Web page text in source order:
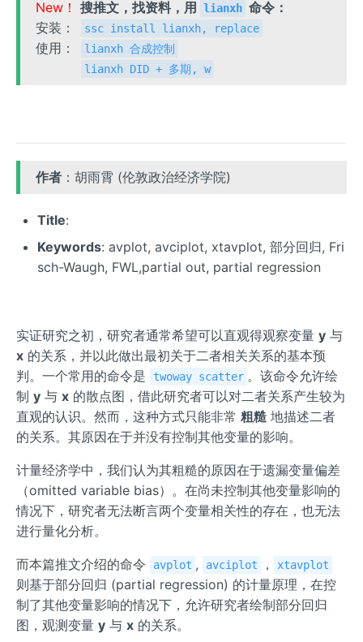
New！ 搜推文，找资料，用 lianxh 命令：
安装：
ssc install lianxh, replace
使用：
lianxh 合成控制
lianxh DID + 多期, w
作者 ：胡雨霄 (伦敦政治经济学院)
Title:
Keywords: avplot, avciplot, xtavplot, 部分回归, Fri
sch-Waugh, FWL,partial out, partial regression
实证研究之初，研究者通常希望可以直观得观察变量 y 与
x 的关系，并以此做出最初关于二者相关关系的基本预
判。一个常用的命令是
twoway scatter 。该命令允许绘
制 y 与 x 的散点图，借此研究者可以对二者关系产生较为
直观的认识。然而，这种方式只能非常 粗糙 地描述二者
的关系。其原因在于并没有控制其他变量的影响。
计量经济学中，我们认为其粗糙的原因在于遗漏变量偏差
（omitted variable bias）。在尚未控制其他变量影响的
情况下，研究者无法断言两个变量相关性的存在，也无法
进行量化分析。
而本篇推文介绍的命令 avplot , avciplot ， xtavplot
则基于部分回归 (partial regression) 的计量原理，在控
制了其他变量影响的情况下，允许研究者绘制部分回归
图，观测变量 y 与 x 的关系。